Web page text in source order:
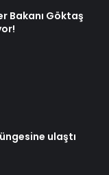
Bakanı Göktaş
ulaştı